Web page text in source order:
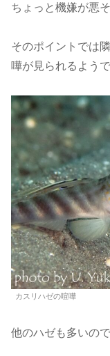
ちょっと機嫌が悪そ
そのポイントでは
嘩が見られるようで
カスリハゼの喧嘩
他のハゼも多いの